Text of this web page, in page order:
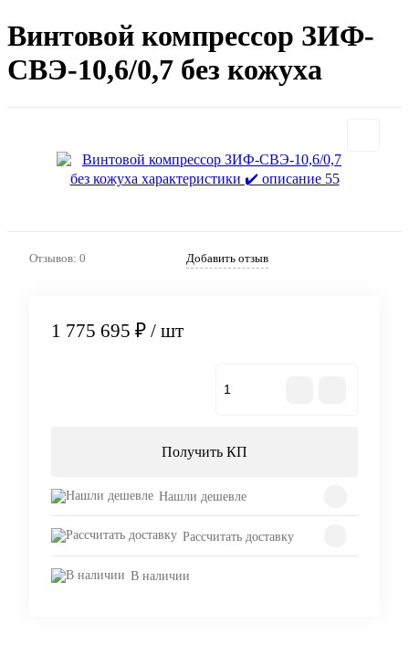
Винтовой компрессор ЗИФ-
СВЭ-10,6/0,7 без кожуха
Отзывов: 0 Добавить отзыв
1 775 695 ₽ / шт
Получить КП
Нашли дешевле
Рассчитать доставку
В наличии